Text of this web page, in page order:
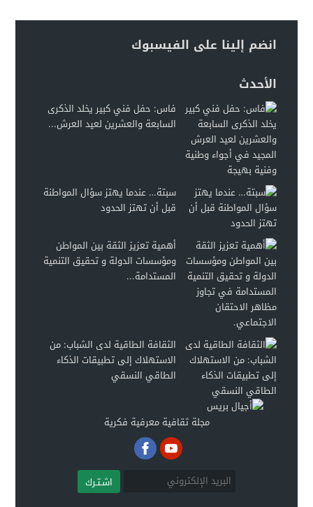
انضم إلينا على الفيسبوك
الأحدث
فاس: حفل فني كبير يخلد الذكرى
السابعة والعشرين لعيد العرش...
سبتة… عندما يهتز سؤال المواطنة
قبل أن تهتز الحدود
أهمية تعزيز الثقة بين المواطن
ومؤسسات الدولة و تحقيق التنمية
المستدامة...
الثقافة الطاقية لدى الشباب: من
الاستهلاك إلى تطبيقات الذكاء
الطاقي النسقي
مجلة ثقافية معرفية فكرية
اشـتـرك